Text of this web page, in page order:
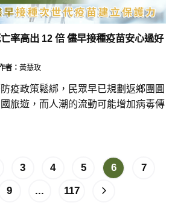
率高出 12 倍 儘早接種疫苗安心過好
者： 黃慧玫
疫政策鬆綁，民眾早已規劃返鄉團圓
旅遊，而人潮的流動可能增加病毒傳
3 4 5 6
7
9 ... 117